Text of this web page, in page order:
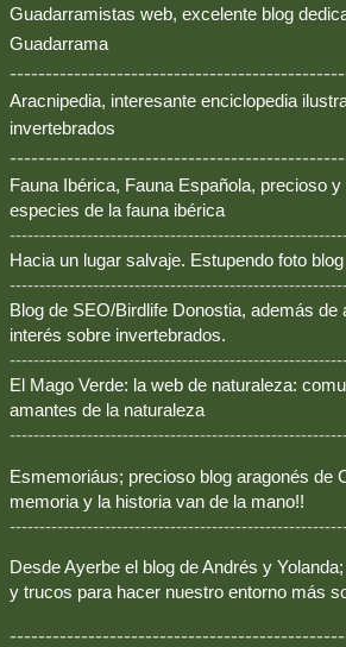
Guadarramistas web, excelente blog
Guadarrama
Aracnipedia, interesante enciclopedia
invertebrados
Fauna Ibérica, Fauna Española, precioso
especies de la fauna ibérica
Hacia un lugar salvaje. Estupendo foto
Blog de SEO/Birdlife Donostia, además
interés sobre invertebrados.
El Mago Verde: la web de naturaleza:
amantes de la naturaleza
Esmemoriáus; precioso blog aragonés de
memoria y la historia van de la mano!!
Desde Ayerbe el blog de Andrés y
y trucos para hacer nuestro entorno más